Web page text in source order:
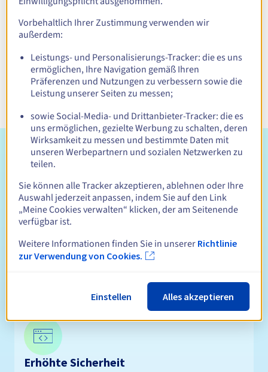
professionellen Blog mit
einem dedizierten Hosting.
5 Gründe, OVHcloud zu wählen, um
Ihren Blog sorglos zu starten.
Benutzerfreundlichkeit
Erhöhte Sicherheit
Vorbehaltlich Ihrer Zustimmung verwenden wir
außerdem:
Leistungs- und Personalisierungs-Tracker: die es uns
ermöglichen, Ihre Navigation gemäß Ihren
Präferenzen und Nutzungen zu verbessern sowie die
Leistung unserer Seiten zu messen;
sowie Social-Media- und Drittanbieter-Tracker: die es
uns ermöglichen, gezielte Werbung zu schalten, deren
Wirksamkeit zu messen und bestimmte Daten mit
unseren Werbepartnern und sozialen Netzwerken zu
teilen.
Sie können alle Tracker akzeptieren, ablehnen oder Ihre
Auswahl jederzeit anpassen, indem Sie auf den Link
„Meine Cookies verwalten“ klicken, der am Seitenende
verfügbar ist.
Weitere Informationen finden Sie in unserer Richtlinie
zur Verwendung von Cookies.
Einstellen Alles akzeptieren